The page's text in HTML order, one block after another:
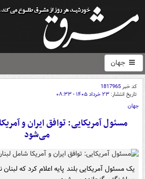
جهان
کد خبر1817965
تاریخ انتشار: ۲۳ خرداد ۱۴۰۵ - ۰۸:۳۳
جهان
مسئول آمریکایی: توافق ایران و
می‌شود
یک مسئول آمریکایی بلند پایه اعلام کرد که لبنان